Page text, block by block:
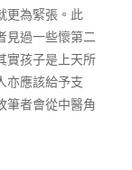
更為緊張。此
見過一些懷第二
實孩子是上天所
亦應該給予支
筆者會從中醫角